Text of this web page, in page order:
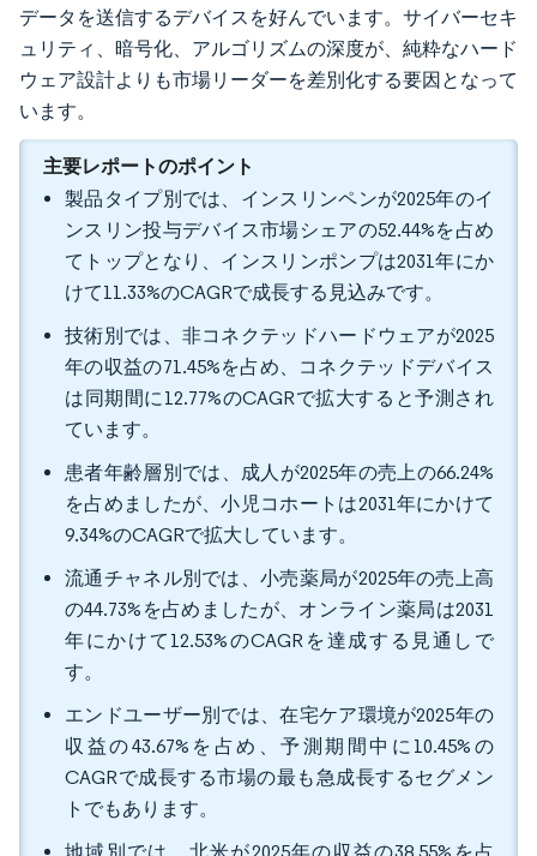
データを送信するデバイスを好んでいます。サイバーセキ
ュリティ、暗号化、アルゴリズムの深度が、純粋なハード
ウェア設計よりも市場リーダーを差別化する要因となって
います。
主要レポートのポイント
製品タイプ別では、インスリンペンが2025年のイ
ンスリン投与デバイス市場シェアの52.44%を占め
てトップとなり、インスリンポンプは2031年にか
けて11.33%のCAGRで成長する見込みです。
技術別では、非コネクテッドハードウェアが2025
年の収益の71.45%を占め、コネクテッドデバイス
は同期間に12.77%のCAGRで拡大すると予測され
ています。
患者年齢層別では、成人が2025年の売上の66.24%
を占めましたが、小児コホートは2031年にかけて
9.34%のCAGRで拡大しています。
流通チャネル別では、小売薬局が2025年の売上高
の44.73%を占めましたが、オンライン薬局は2031
年にかけて12.53%のCAGRを達成する見通しで
す。
エンドユーザー別では、在宅ケア環境が2025年の
収益の43.67%を占め、予測期間中に10.45%の
CAGRで成長する市場の最も急成長するセグメン
トでもあります。